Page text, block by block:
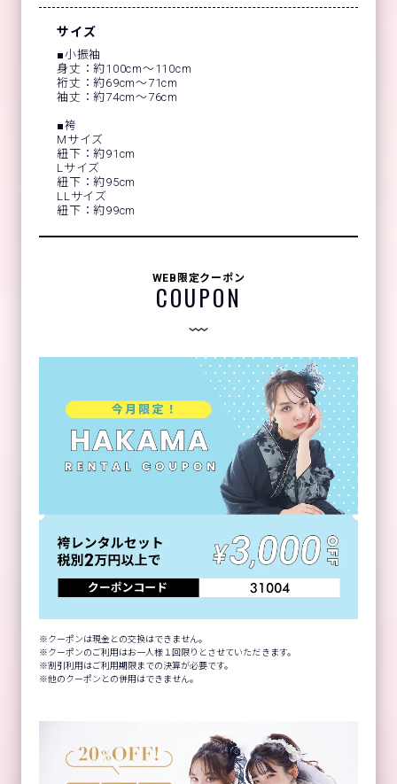
サイズ
■小振袖
身丈：約100cm～110cm
裄丈：約69cm～71cm
袖丈：約74cm～76cm
■袴
Mサイズ
紐下：約91cm
Lサイズ
紐下：約95cm
LLサイズ
紐下：約99cm
WEB限定クーポン
COUPON
クーポンは現金との交換はできません。
クーポンのご利用はお一人様１回限りとさせていただきます。
割引利用はご利用期限までの決算が必要です。
他のクーポンとの併用はできません。